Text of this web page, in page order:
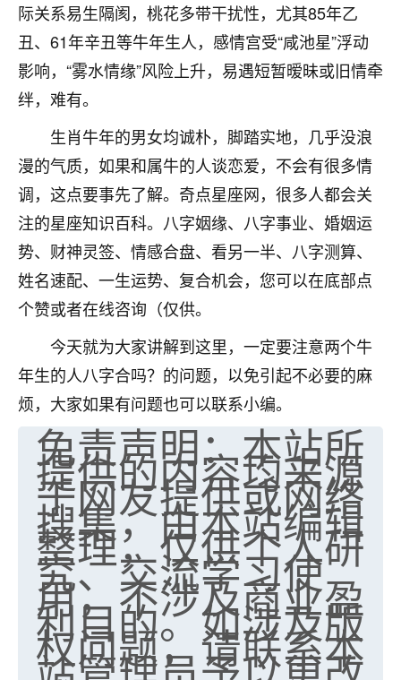
际关系易生隔阂，桃花多带干扰性，尤其85年乙
丑、61年辛丑等牛年生人，感情宫受“咸池星”浮动
影响，“雾水情缘”风险上升，易遇短暂暧昧或旧情牵
绊，难有。
生肖牛年的男女均诚朴，脚踏实地，几乎没浪
漫的气质，如果和属牛的人谈恋爱，不会有很多情
调，这点要事先了解。奇点星座网，很多人都会关
注的星座知识百科。八字姻缘、八字事业、婚姻运
势、财神灵签、情感合盘、看另一半、八字测算、
姓名速配、一生运势、复合机会，您可以在底部点
个赞或者在线咨询（仅供。
今天就为大家讲解到这里，一定要注意两个牛
年生的人八字合吗？的问题，以免引起不必要的麻
烦，大家如果有问题也可以联系小编。
免责声明：本站所
提供的内容均来源
于网友提供或网络
搜集，由本站编辑
整理，仅供个人研
究、交流学习使
用，不涉及商业盈
利目的。如涉及版
权问题，请联系本
2天前 来自云南 11
优秀的张同学
老师收徒吗？？我对这些很感兴趣
2天前 来自山西